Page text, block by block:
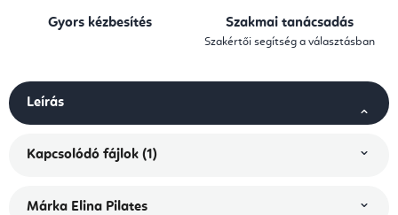
Gyors kézbesítés Szakmai tanácsadás
Szakértői segítség a választásban
Leírás
Kapcsolódó fájlok (1)
Márka Elina Pilates